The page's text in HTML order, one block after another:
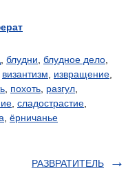
блудни блудное дело
византизм извращение
похоть разгул
сладострастие
ёрничанье
РАЗВРАТИТЕЛЬ